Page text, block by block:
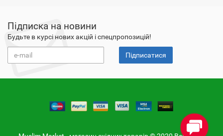
Підписка на новини
Будьте в курсі нових акцій і спецпропозицій!
Підписатися